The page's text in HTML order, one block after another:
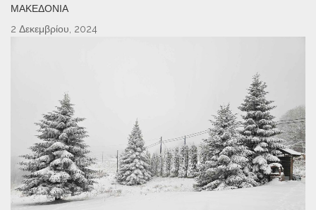
ΜΑΚΕΔΟΝΊΑ
2 Δεκεμβρίου, 2024